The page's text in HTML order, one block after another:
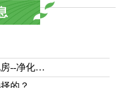
房--净化…
的？